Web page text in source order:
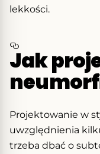
lekkości.
Jak
Projektowanie w
uwzględnienia
trzeba dbać o